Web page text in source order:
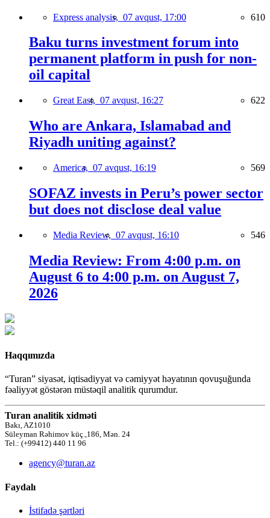
Express analysis, 07 avqust, 17:00 610
Baku turns investment forum into
permanent platform in push for non-
oil capital
Great East, 07 avqust, 16:27 622
Who are Ankara, Islamabad and
Riyadh uniting against?
America, 07 avqust, 16:19 569
SOFAZ invests in Peru’s power sector
but does not disclose deal value
Media Review, 07 avqust, 16:10 546
Media Review: From 4:00 p.m. on
August 6 to 4:00 p.m. on August 7,
2026
Haqqımızda
“Turan” siyasət, iqtisadiyyat və cəmiyyət həyatının qovuşuğunda
fəaliyyət göstərən müstəqil analitik qurumdur.
Turan analitik xidməti
Bakı, AZ1010
Süleyman Rəhimov küç.,186, Mən. 24
Tel.: (+99412) 440 11 96
agency@turan.az
Faydalı
İstifadə şərtləri